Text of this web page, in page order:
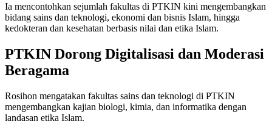
Ia mencontohkan sejumlah fakultas di PTKIN kini mengembangkan
bidang sains dan teknologi, ekonomi dan bisnis Islam, hingga
kedokteran dan kesehatan berbasis nilai dan etika Islam.
PTKIN Dorong Digitalisasi dan Moderasi
Beragama
Rosihon mengatakan fakultas sains dan teknologi di PTKIN
mengembangkan kajian biologi, kimia, dan informatika dengan
landasan etika Islam.